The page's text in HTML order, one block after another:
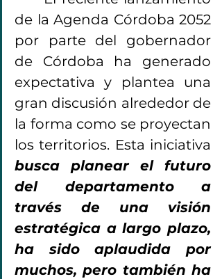
de la Agenda Córdoba 2052
por parte del gobernador
de Córdoba ha generado
expectativa y plantea una
gran discusión alrededor de
la forma como se proyectan
los territorios. Esta iniciativa
busca planear el futuro
del departamento a
través de una visión
estratégica a largo plazo,
ha sido aplaudida por
muchos, pero también ha